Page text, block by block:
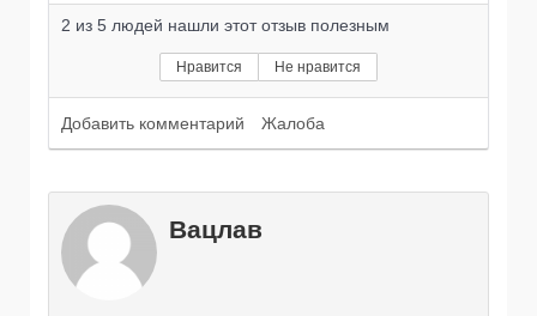
2 из 5 людей нашли этот отзыв полезным
Нравится Не нравится
Добавить комментарий Жалоба
Вацлав